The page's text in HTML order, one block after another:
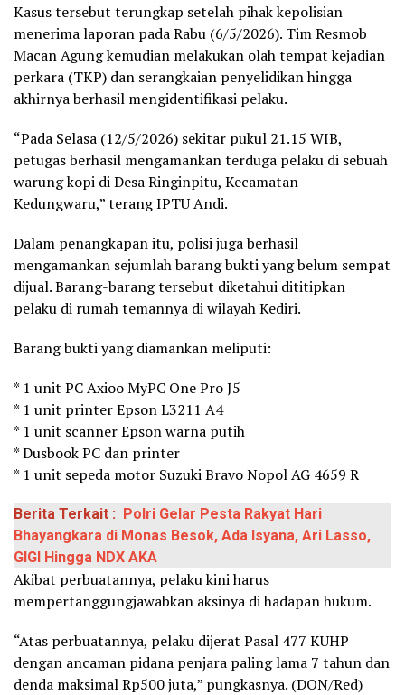
Kasus tersebut terungkap setelah pihak kepolisian
menerima laporan pada Rabu (6/5/2026). Tim Resmob
Macan Agung kemudian melakukan olah tempat kejadian
perkara (TKP) dan serangkaian penyelidikan hingga
akhirnya berhasil mengidentifikasi pelaku.
“Pada Selasa (12/5/2026) sekitar pukul 21.15 WIB,
petugas berhasil mengamankan terduga pelaku di sebuah
warung kopi di Desa Ringinpitu, Kecamatan
Kedungwaru,” terang IPTU Andi.
Dalam penangkapan itu, polisi juga berhasil
mengamankan sejumlah barang bukti yang belum sempat
dijual. Barang-barang tersebut diketahui dititipkan
pelaku di rumah temannya di wilayah Kediri.
Barang bukti yang diamankan meliputi:
* 1 unit PC Axioo MyPC One Pro J5
* 1 unit printer Epson L3211 A4
* 1 unit scanner Epson warna putih
* Dusbook PC dan printer
* 1 unit sepeda motor Suzuki Bravo Nopol AG 4659 R
Berita Terkait : Polri Gelar Pesta Rakyat Hari
Bhayangkara di Monas Besok, Ada Isyana, Ari Lasso,
GIGI Hingga NDX AKA
Akibat perbuatannya, pelaku kini harus
mempertanggungjawabkan aksinya di hadapan hukum.
“Atas perbuatannya, pelaku dijerat Pasal 477 KUHP
dengan ancaman pidana penjara paling lama 7 tahun dan
denda maksimal Rp500 juta,” pungkasnya. (DON/Red)